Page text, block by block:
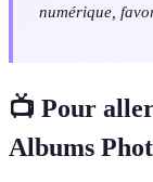
numérique,
📺 Pour
Albums